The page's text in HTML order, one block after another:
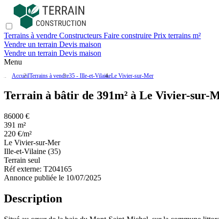
Terrains à vendre Constructeurs Faire construire Prix terrains m²
Vendre un terrain Devis maison
Vendre un terrain Devis maison
Menu
AccueilTerrains à vendre35 - Ille-et-VilaineLe Vivier-sur-Mer
Terrain à bâtir de 391m² à Le Vivier-sur-
86000 €
391 m²
220 €/m²
Le Vivier-sur-Mer
Ille-et-Vilaine (35)
Terrain seul
Réf externe: T204165
Annonce publiée le 10/07/2025
Description